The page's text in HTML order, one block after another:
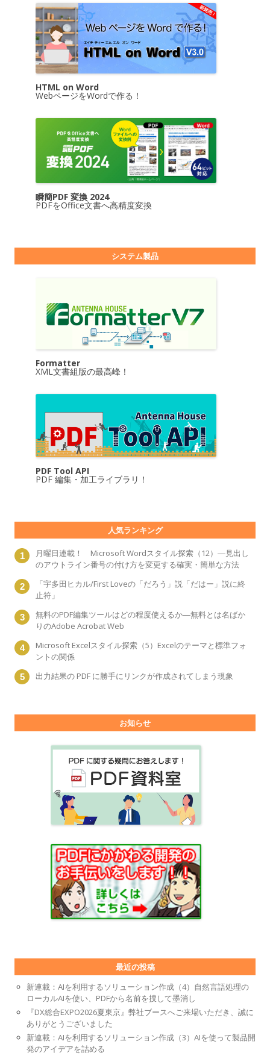
HTML on Word
WebページをWordで作る！
瞬簡PDF 変換 2024
PDFをOffice文書へ高精度変換
システム製品
Formatter
XML文書組版の最高峰！
PDF Tool API
PDF 編集・加工ライブラリ！
人気ランキング
月曜日連載！ Microsoft Wordスタイル探索（12）―見出し
のアウトライン番号の付け方を変更する確実・簡単な方法
「宇多田ヒカル/First Loveの「だろう」説「だはー」説に終
止符」
無料のPDF編集ツールはどの程度使えるか―無料とは名ばか
りのAdobe Acrobat Web
Microsoft Excelスタイル探索（5）Excelのテーマと標準フォ
ントの関係
出力結果の PDF に勝手にリンクが作成されてしまう現象
お知らせ
最近の投稿
新連載：AIを利用するソリューション作成（4）自然言語処理の
ローカルAIを使い、PDFから名前を捜して墨消し
『DX総合EXPO2026夏東京』弊社ブースへご来場いただき、誠に
ありがとうございました
新連載：AIを利用するソリューション作成（3）AIを使って製品開
発のアイデアを詰める